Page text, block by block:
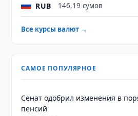
RUB 146,19 сумов
Все курсы валют →
САМОЕ ПОПУЛЯРНОЕ
Сенат одобрил изменения в
пенсий